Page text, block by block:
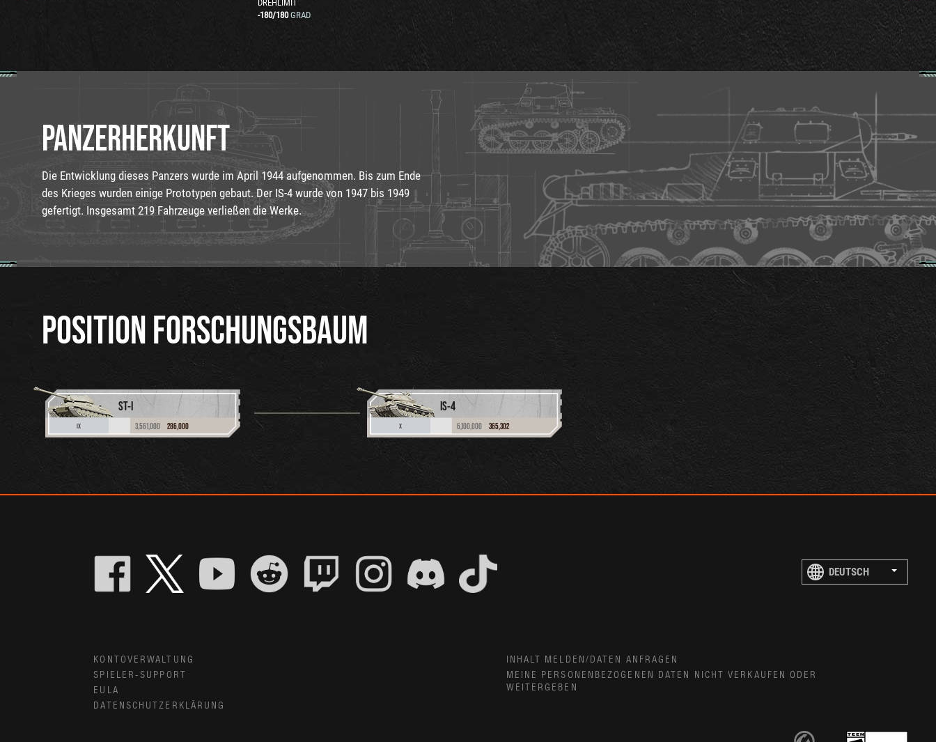
DREHLIMIT
-180/180 GRAD
PANZERHERKUNFT
Die Entwicklung dieses Panzers wurde im April 1944 aufgenommen. Bis zum Ende
des Krieges wurden einige Prototypen gebaut. Der IS-4 wurde von 1947 bis 1949
gefertigt. Insgesamt 219 Fahrzeuge verließen die Werke.
POSITION FORSCHUNGSBAUM
ST-I
IX 3,561,000 286,000
IS-4
X 6,100,000 365,302
KONTOVERWALTUNG
SPIELER-SUPPORT
EULA
DATENSCHUTZERKLÄRUNG
INHALT MELDEN/DATEN ANFRAGEN
MEINE PERSONENBEZOGENEN DATEN NICHT VERKAUFEN ODER
WEITERGEBEN